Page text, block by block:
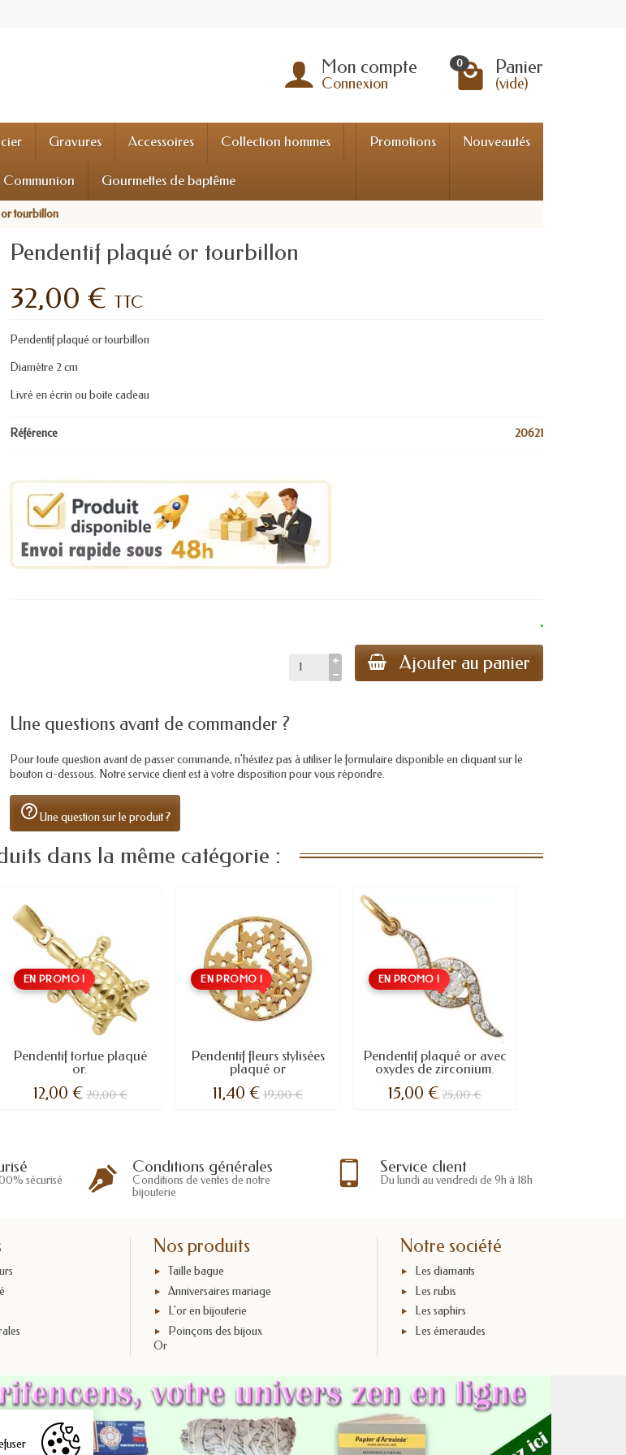
Mon compte
Connexion
0 Panier
(vide)
Gravures Accessoires Collection hommes
Communion Gourmettes de baptême
Promotions Nouveautés
or tourbillon
Pendentif plaqué or tourbillon
32,00 € TTC
Pendentif plaqué or tourbillon
Diamètre 2 cm
Livré en écrin ou boite cadeau
Référence 20621
.
Ajouter au panier
Une questions avant de commander ?
Pour toute question avant de passer commande, n'hésitez pas à utiliser le formulaire disponible en cliquant sur le
bouton ci-dessous. Notre service client est à votre disposition pour vous répondre.
help_outlineUne question sur le produit ?
dans la même catégorie :
EN PROMO !
Pendentif tortue plaqué
or.
12,00 € 20,00 €
EN PROMO !
Pendentif fleurs stylisées
plaqué or
11,40 € 19,00 €
EN PROMO !
Pendentif plaqué or avec
oxydes de zirconium.
15,00 € 25,00 €
sécurisé
Conditions générales
Conditions de ventes de notre
bijouterie
Service client
Du lundi au vendredi de 9h à 18h
Nos produits
Taille bague
Anniversaires mariage
L'or en bijouterie
Poinçons des bijoux
Or
Notre société
Les diamants
Les rubis
Les saphirs
Les émeraudes